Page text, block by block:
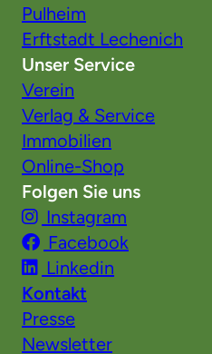
Pulheim
Erftstadt Lechenich
Unser Service
Verein
Verlag & Service
Immobilien
Online-Shop
Folgen Sie uns
Instagram
Facebook
Linkedin
Kontakt
Presse
Newsletter